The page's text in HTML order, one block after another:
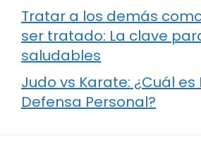
Tratar a los demás
ser tratado: La clave
saludables
Judo vs Karate: ¿Cuál
Defensa Personal?